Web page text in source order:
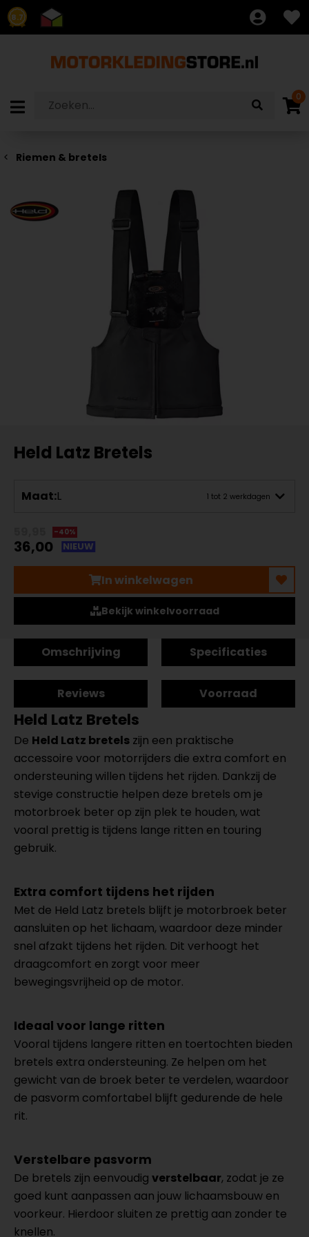
8.7
0
Riemen & bretels
Held Latz Bretels
Maat:L 1 tot 2 werkdagen
-40%
36,00 NIEUW
In winkelwagen
Bekijk winkelvoorraad
Omschrijving Specificaties
Reviews Voorraad
Held Latz Bretels
De Held Latz bretels zijn een praktische
accessoire voor motorrijders die extra comfort en
ondersteuning willen tijdens het rijden. Dankzij de
stevige constructie helpen deze bretels om je
motorbroek beter op zijn plek te houden, wat
vooral prettig is tijdens lange ritten en touring
gebruik.
Extra comfort tijdens het rijden
Met de Held Latz bretels blijft je motorbroek beter
aansluiten op het lichaam, waardoor deze minder
snel afzakt tijdens het rijden. Dit verhoogt het
draagcomfort en zorgt voor meer
bewegingsvrijheid op de motor.
Ideaal voor lange ritten
Vooral tijdens langere ritten en toertochten bieden
bretels extra ondersteuning. Ze helpen om het
gewicht van de broek beter te verdelen, waardoor
de pasvorm comfortabel blijft gedurende de hele
rit.
Verstelbare pasvorm
De bretels zijn eenvoudig verstelbaar, zodat je ze
goed kunt aanpassen aan jouw lichaamsbouw en
voorkeur. Hierdoor sluiten ze prettig aan zonder te
knellen.